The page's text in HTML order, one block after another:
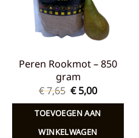
Peren Rookmot – 850
gram
€7,65 Oorspronkelijke
prijs
was:
€ 7,65.
€5,00Huidige
is:
€ 5,00.
TOEVOEGEN AAN
WINKELWAGEN